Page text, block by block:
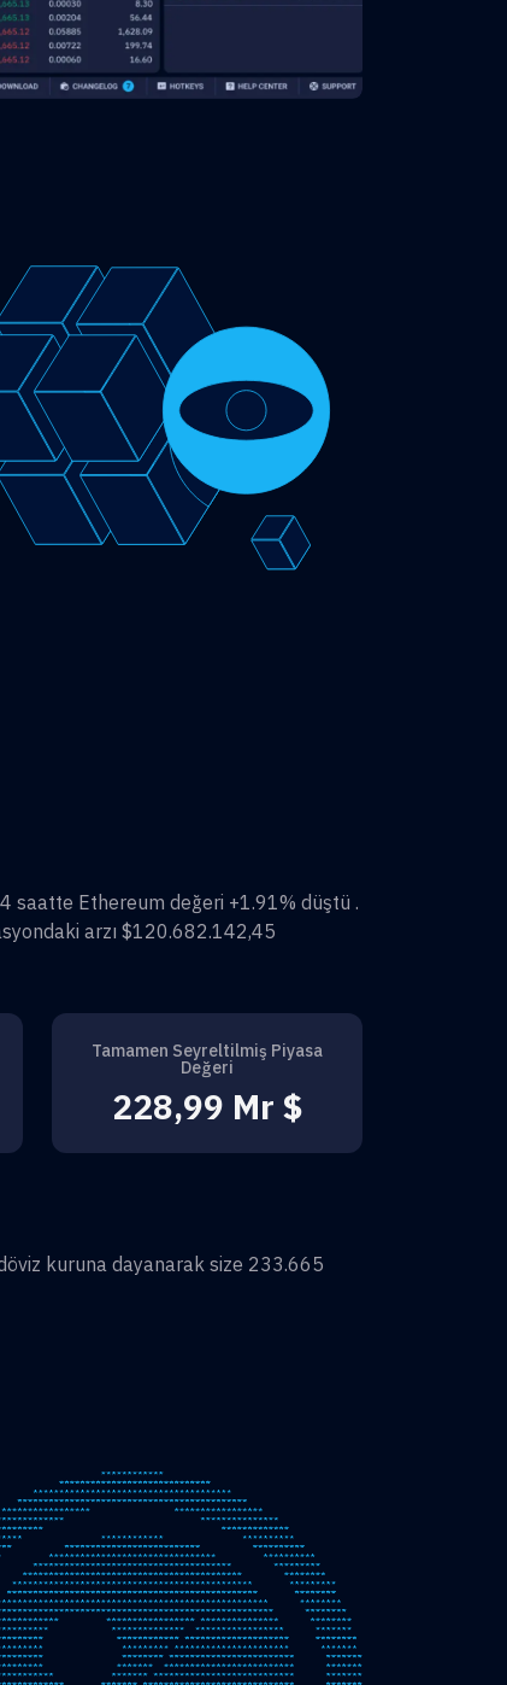
saatte Ethereum değeri +1.91% düştü .
arzı $120.682.142,45
Tamamen Seyreltilmiş Piyasa
Değeri
228,99 Mr $
kuruna dayanarak size 233.665